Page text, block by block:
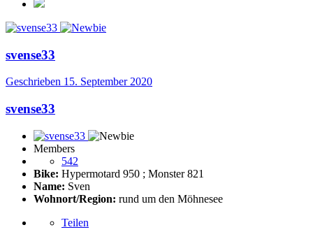
svense33
Geschrieben 15. September 2020
svense33
Members
542
Bike: Hypermotard 950 ; Monster 821
Name: Sven
Wohnort/Region: rund um den Möhnesee
Teilen